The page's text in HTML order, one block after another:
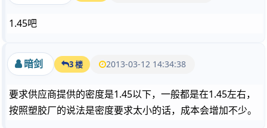
1.45吧
暗剑 3 楼 2013-03-12 14:34:38
要求供应商提供的密度是1.45以下，一般都是在1.45左右，
按照塑胶厂的说法是密度要求太小的话，成本会增加不少。